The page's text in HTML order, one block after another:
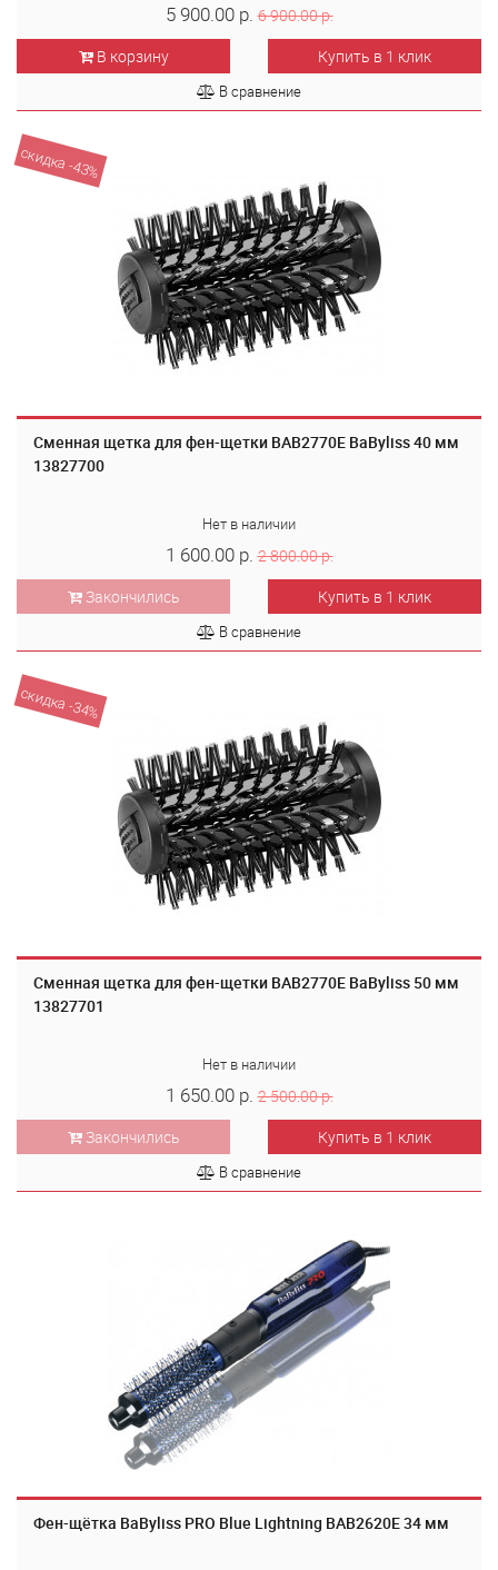
5 900.00 р. 6 900.00 р.
В корзину
Купить в 1 клик
В сравнение
скидка -43%
Сменная щетка для фен-щетки BAB2770E BaByliss 40 мм
13827700
Нет в наличии
1 600.00 р. 2 800.00 р.
Закончились
Купить в 1 клик
В сравнение
скидка -34%
Сменная щетка для фен-щетки BAB2770E BaByliss 50 мм
13827701
Нет в наличии
1 650.00 р. 2 500.00 р.
Закончились
Купить в 1 клик
В сравнение
Фен-щётка BaByliss PRO Blue Lightning BAB2620E 34 мм